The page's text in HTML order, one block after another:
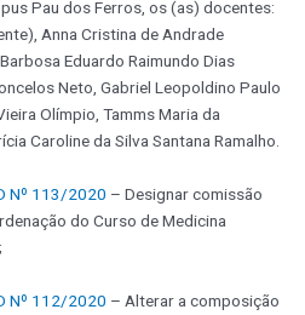
Pau dos Ferros, os (as) docentes:
Anna Cristina de Andrade
Eduardo Raimundo Dias
Neto, Gabriel Leopoldino Paulo
Olímpio, Tamms Maria da
Caroline da Silva Santana Ramalho.
Nº 113/2020 – Designar comissão
do Curso de Medicina
Nº 112/2020 – Alterar a composição